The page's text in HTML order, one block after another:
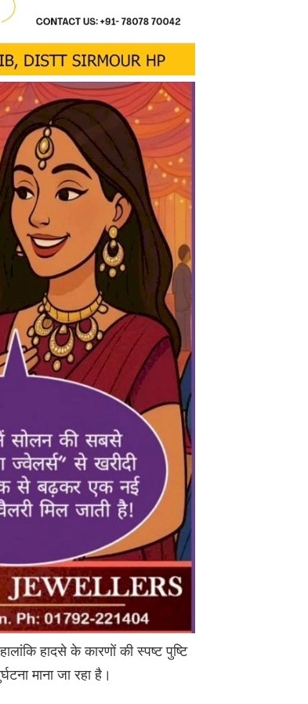
हादसे के कारणों की स्पष्ट पुष्टि
माना जा रहा है।